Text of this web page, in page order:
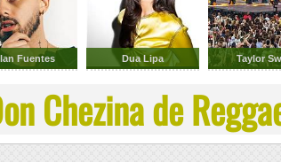
Fuentes Dua Lipa Taylor
Chezina de